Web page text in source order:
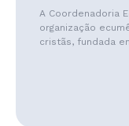
A Coordenadoria
organização
cristãs, fundada